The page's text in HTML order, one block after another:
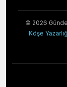
© 2026
Köşe